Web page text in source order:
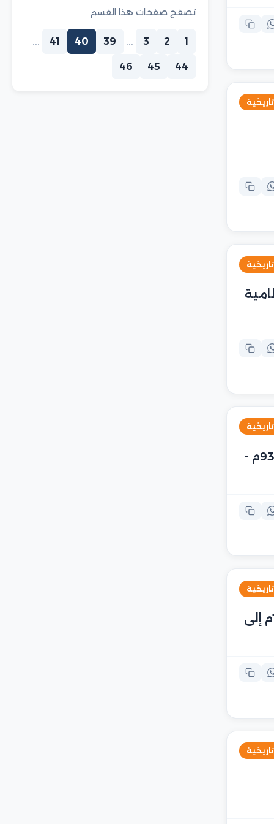
ما الأسرة التي حكمت مصر ما بين عامي 933م -
ما الدولة التي احتلت البحرين من عام 1521م إلى
تصفح صفحات هذا القسم
1
2
3
...
39
40
41
...
44
45
46